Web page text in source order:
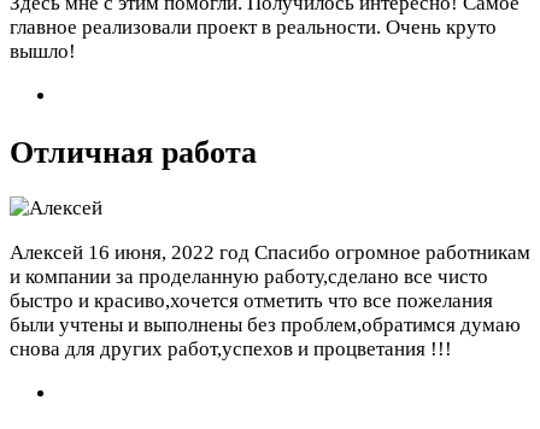
главное реализовали проект в реальности. Очень круто
вышло!
Отличная работа
Алексей 16 июня, 2022 год Спасибо огромное работникам
и компании за проделанную работу,сделано все чисто
быстро и красиво,хочется отметить что все пожелания
были учтены и выполнены без проблем,обратимся думаю
снова для других работ,успехов и процветания !!!